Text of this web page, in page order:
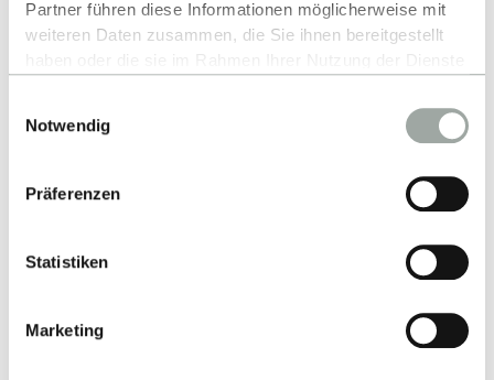
Partner führen diese Informationen möglicherweise mit
weiteren Daten zusammen, die Sie ihnen bereitgestellt
Alles zum Thema Cookies und personenbezogene
Datenverarbeitung entnehmen Sie unserer
Notwendig
Präferenzen
Statistiken
Marketing